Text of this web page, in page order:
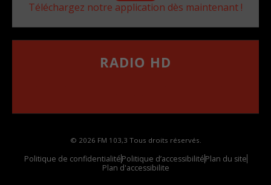
Téléchargez notre application dès maintenant !
RADIO HD
© 2026 FM 103,3 Tous droits réservés.
Politique de confidentialitéPolitique d’accessibilitéPlan du site
Plan d'accessibilite